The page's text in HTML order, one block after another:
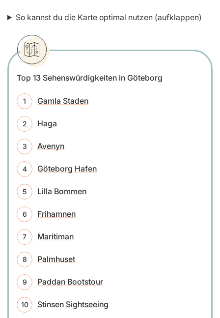
So kannst du die Karte optimal nutzen (aufklappen)
Top 13 Sehenswürdigkeiten in Göteborg
Gamla Staden
Haga
Avenyn
Göteborg Hafen
Lilla Bommen
Frihamnen
Maritiman
Palmhuset
Paddan Bootstour
Stinsen Sightseeing